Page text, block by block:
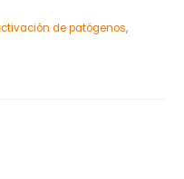
de patógenos,